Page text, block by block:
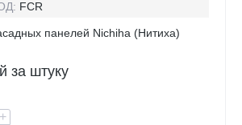
FCR
панелей Nichiha (Нитиха)
за штуку
+